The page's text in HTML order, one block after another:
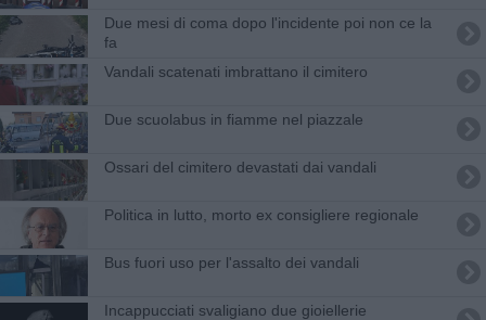
Due mesi di coma dopo l'incidente poi non ce la
fa
Vandali scatenati imbrattano il cimitero
Due scuolabus in fiamme nel piazzale
Ossari del cimitero devastati dai vandali
Politica in lutto, morto ex consigliere regionale
Bus fuori uso per l'assalto dei vandali
Incappucciati svaligiano due gioiellerie